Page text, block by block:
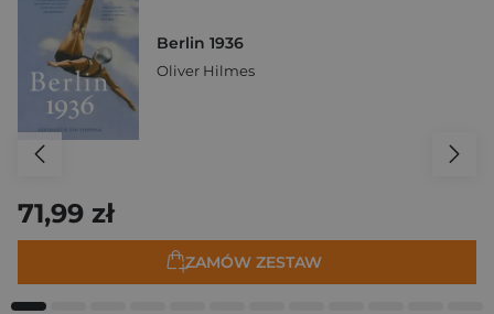
Berlin 1936
Oliver Hilmes
71,99 zł
ZAMÓW ZESTAW